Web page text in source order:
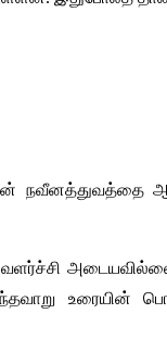
நவீனத்துவத்தை
வளர்ச்சி
உரையின்